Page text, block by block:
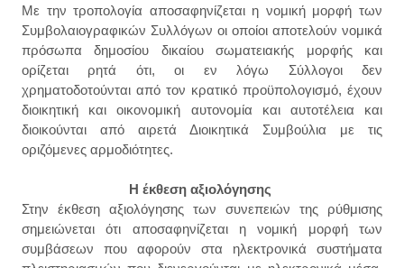
Με την τροπολογία αποσαφηνίζεται η νομική μορφή των
Συμβολαιογραφικών Συλλόγων οι οποίοι αποτελούν νομικά
πρόσωπα δημοσίου δικαίου σωματειακής μορφής και
ορίζεται ρητά ότι, οι εν λόγω Σύλλογοι δεν
χρηματοδοτούνται από τον κρατικό προϋπολογισμό, έχουν
διοικητική και οικονομική αυτονομία και αυτοτέλεια και
διοικούνται από αιρετά Διοικητικά Συμβούλια με τις
οριζόμενες αρμοδιότητες.
Η έκθεση αξιολόγησης
Στην έκθεση αξιολόγησης των συνεπειών της ρύθμισης
σημειώνεται ότι αποσαφηνίζεται η νομική μορφή των
συμβάσεων που αφορούν στα ηλεκτρονικά συστήματα